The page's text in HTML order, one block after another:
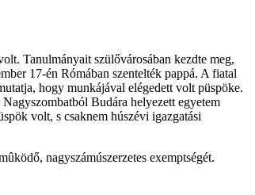
Tanulmányait szülővárosában kezdte meg,
17-én Rómában szentelték pappá. A fiatal
hogy munkájával elégedett volt püspöke.
Budára helyezett egyetem
volt, s csaknem húszévi igazgatási
nagyszámúszerzetes exemptségét.